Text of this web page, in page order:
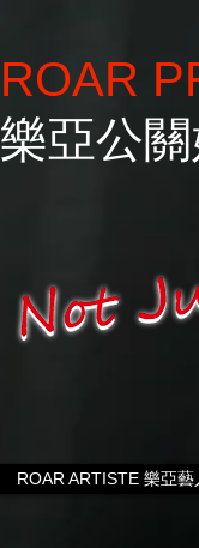
ROAR
樂亞公
ROAR ARTISTE 樂亞藝